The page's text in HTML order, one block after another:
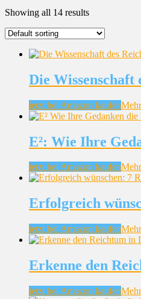
Showing all 14 results
Die Wissenschaft
jetzt bei Amazon kaufen
E²: Wie Ihre
jetzt bei Amazon kaufen
Erfolgreich
jetzt bei Amazon kaufen
Erkenne den
jetzt bei Amazon kaufen